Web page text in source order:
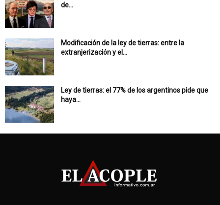
de...
Modificación de la ley de tierras: entre la
extranjerización y el...
Ley de tierras: el 77% de los argentinos pide que
haya...